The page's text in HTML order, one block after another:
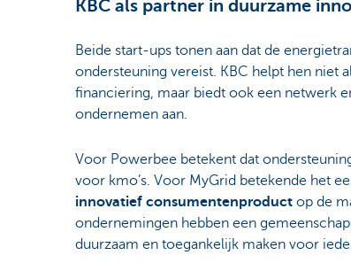
KBC als partner in duurzame
Beide start-ups tonen aan dat de
ondersteuning vereist. KBC helpt hen niet
financiering, maar biedt ook een netwerk
ondernemen aan.
Voor Powerbee betekent dat
voor kmo’s. Voor MyGrid betekende het
innovatief consumentenproduct op de
ondernemingen hebben een
duurzaam en toegankelijk maken voor